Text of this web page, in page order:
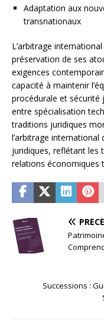
Adaptation aux
transnationaux
L’arbitrage
préservation de ses
exigences
capacité à maintenir
procédurale et
entre spécialisation
traditions juridiques
l’arbitrage international
juridiques, reflétant les
relations économiques
Successions :